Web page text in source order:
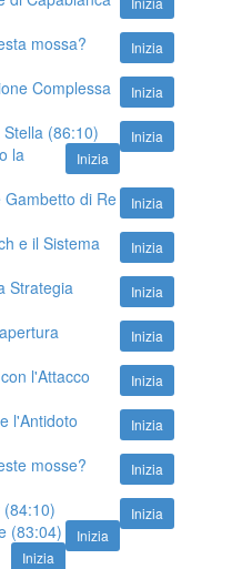
Inizia
mossa?
Inizia
Complessa
Inizia
(86:10)
Inizia
la
Inizia
Gambetto di Re
Inizia
e il Sistema
Inizia
Strategia
Inizia
Inizia
l'Attacco
Inizia
l'Antidoto
Inizia
mosse?
Inizia
Inizia
(83:04)
Inizia